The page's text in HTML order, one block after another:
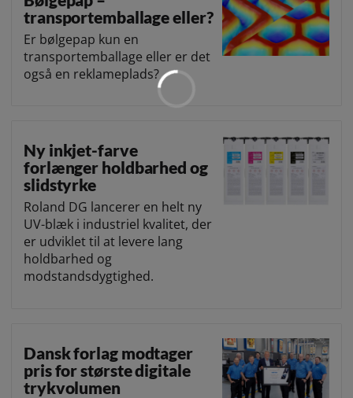
transportemballage eller?
Er bølgepap kun en
transportemballage eller er det
også en reklameplads?
Ny inkjet-farve
forlænger holdbarhed og
slidstyrke
Roland DG lancerer en helt ny
UV-blæk i industriel kvalitet, der
er udviklet til at levere lang
holdbarhed og
modstandsdygtighed.
Dansk forlag modtager
pris for største digitale
trykvolumen